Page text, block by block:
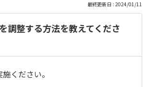
最終更新日 : 2024/01/11
調整する方法を教えてくださ
ください。